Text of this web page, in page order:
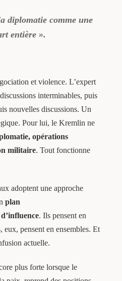
diplomatie comme une
entière ».
et violence. L’expert
interminables, puis
nouvelles discussions. Un
Pour lui, le Kremlin ne
opérations
militaire. Tout fonctionne
adoptent une approche
plan
. Ils pensent en
eux, pensent en ensembles. Et
actuelle.
plus forte lorsque le